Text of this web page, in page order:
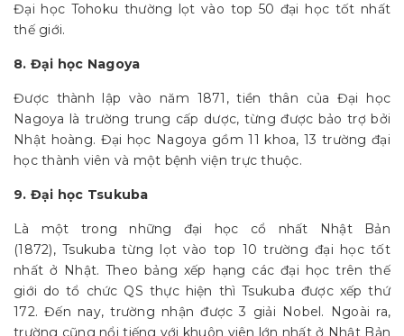
Đại học Tohoku thường lọt vào top 50 đại học tốt nhất
thế giới.
8. Đại học Nagoya
Được thành lập vào năm 1871, tiền thân của Đại học
Nagoya là trường trung cấp dược, từng được bảo trợ bởi
Nhật hoàng. Đại học Nagoya gồm 11 khoa, 13 trường đại
học thành viên và một bệnh viện trực thuộc.
9. Đại học Tsukuba
Là một trong những đại học cổ nhất Nhật Bản
(1872), Tsukuba từng lọt vào top 10 trường đại học tốt
nhất ở Nhật. Theo bảng xếp hạng các đại học trên thế
giới do tổ chức QS thực hiện thì Tsukuba được xếp thứ
172. Đến nay, trường nhận được 3 giải Nobel. Ngoài ra,
trường cũng nổi tiếng với khuôn viên lớn nhất ở Nhật Bản